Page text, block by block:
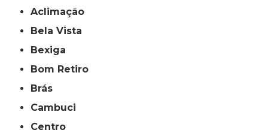
Aclimação
Bela Vista
Bexiga
Bom Retiro
Brás
Cambuci
Centro